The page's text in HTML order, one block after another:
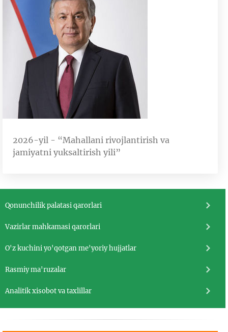
2026-yil - “Mahallani rivojlantirish va
jamiyatni yuksaltirish yili”
Qonunchilik palatasi qarorlari
Vazirlar mahkamasi qarorlari
O'z kuchini yo'qotgan me'yoriy hujjatlar
Rasmiy ma'ruzalar
Analitik xisobot va taxlillar